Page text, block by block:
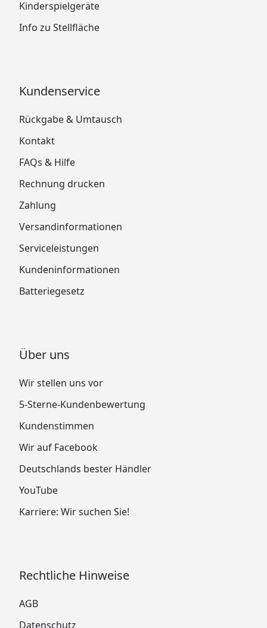
Kinderspielgeräte
Info zu Stellfläche
Kundenservice
Rückgabe & Umtausch
Kontakt
FAQs & Hilfe
Rechnung drucken
Zahlung
Versandinformationen
Serviceleistungen
Kundeninformationen
Batteriegesetz
Über uns
Wir stellen uns vor
5-Sterne-Kundenbewertung
Kundenstimmen
Wir auf Facebook
Deutschlands bester Händler
YouTube
Karriere: Wir suchen Sie!
Rechtliche Hinweise
AGB
Datenschutz